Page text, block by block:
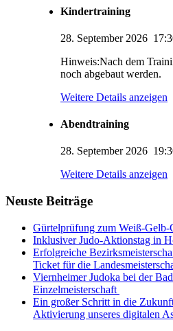
Kindertraining
28. September 2026
Hinweis:Nach dem
noch abgebaut werden.
Weitere Details anzeigen
Abendtraining
28. September 2026
Weitere Details anzeigen
Neuste Beiträge
Gürtelprüfung zum Weiß-Gelb-
Inklusiver Judo-Aktionstag in
Erfolgreiche
Ticket für die
Viernheimer Judoka bei der
Einzelmeisterschaft
Ein großer Schritt in die
Aktivierung unseres digitalen
KUMI – Dein KI-
1. Viernheimer Judo-Club